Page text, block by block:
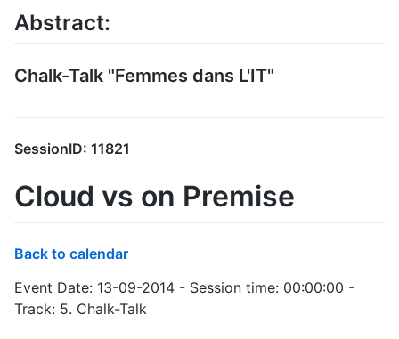
Abstract:
Chalk-Talk "Femmes dans L'IT"
SessionID: 11821
Cloud vs on Premise
Back to calendar
Event Date: 13-09-2014 - Session time: 00:00:00 -
Track: 5. Chalk-Talk